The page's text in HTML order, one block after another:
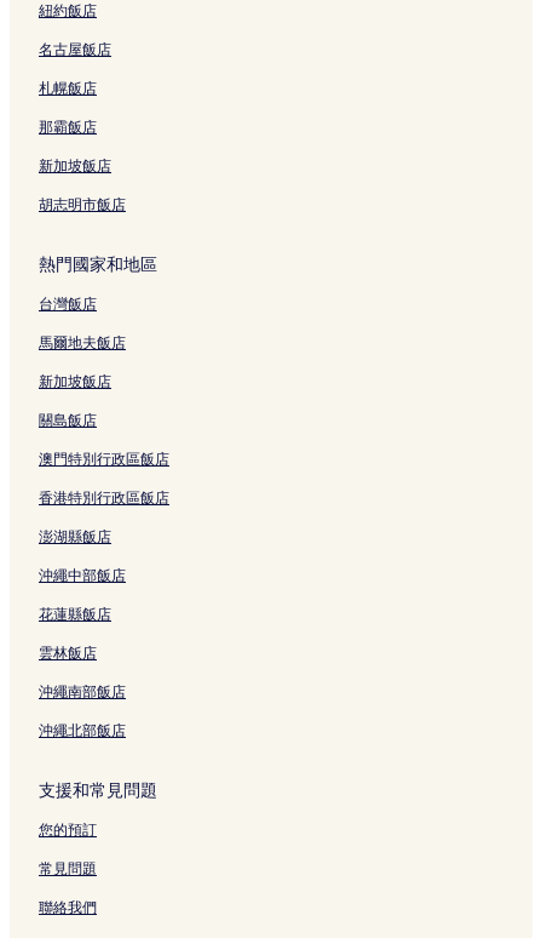
紐約飯店
名古屋飯店
札幌飯店
那霸飯店
新加坡飯店
胡志明市飯店
熱門國家和地區
台灣飯店
馬爾地夫飯店
新加坡飯店
關島飯店
澳門特別行政區飯店
香港特別行政區飯店
澎湖縣飯店
沖繩中部飯店
花蓮縣飯店
雲林飯店
沖繩南部飯店
沖繩北部飯店
支援和常見問題
您的預訂
常見問題
聯絡我們